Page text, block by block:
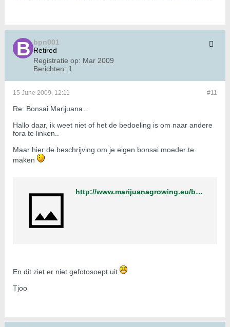
bpn001
Retired
Registratie op: Mar 2009
Berichten: 1
#11
15 June 2009, 12:11
Re: Bonsai Marijuana...
Hallo daar, ik weet niet of het de bedoeling is om naar andere
fora te linken..
Maar hier de beschrijving om je eigen bonsai moeder te
maken
http://www.marijuanagrowing.eu/bonsai-mothers-and-dads-t18996.html
En dit ziet er niet gefotosoept uit
Tjoo